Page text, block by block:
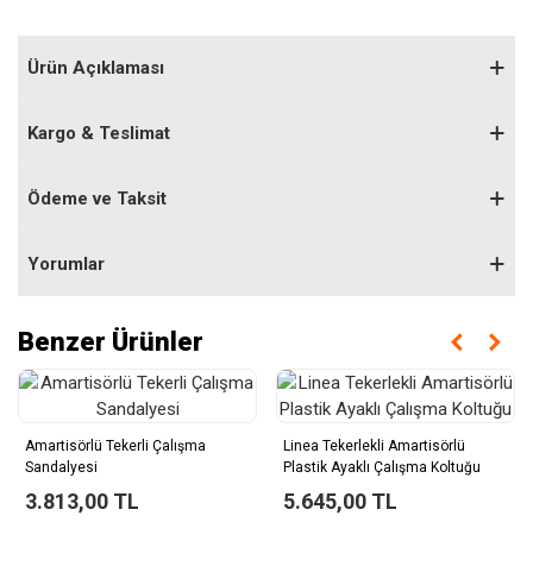
Ürün Açıklaması
Kargo & Teslimat
Ödeme ve Taksit
Yorumlar
Benzer Ürünler
Amartisörlü Tekerli Çalışma
Sandalyesi
3.813,00 TL
Linea Tekerlekli Amartisörlü
Plastik Ayaklı Çalışma Koltuğu
5.645,00 TL